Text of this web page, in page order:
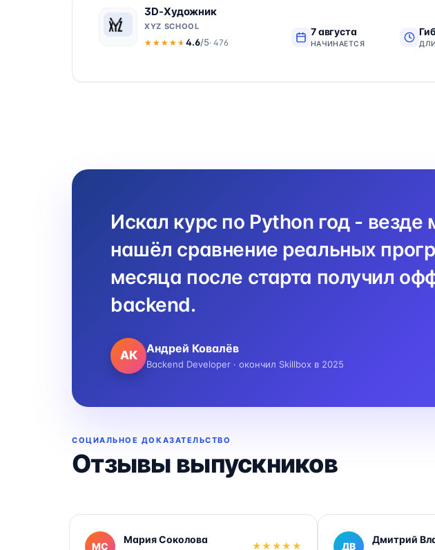
3D-Художник
XYZ SCHOOL
★★★★★
★★★★★ 4.6/5· 476
7 августа
НАЧИНАЕТСЯ
Искал курс по Python год -
нашёл сравнение реальных
месяца после старта получил
backend.
АК Андрей Ковалёв
Backend Developer · окончил Skillbox в 2025
СОЦИАЛЬНОЕ ДОКАЗАТЕЛЬСТВО
Отзывы выпускников
МС
Мария Соколова
★★★★★ ДВ
Дмитрий